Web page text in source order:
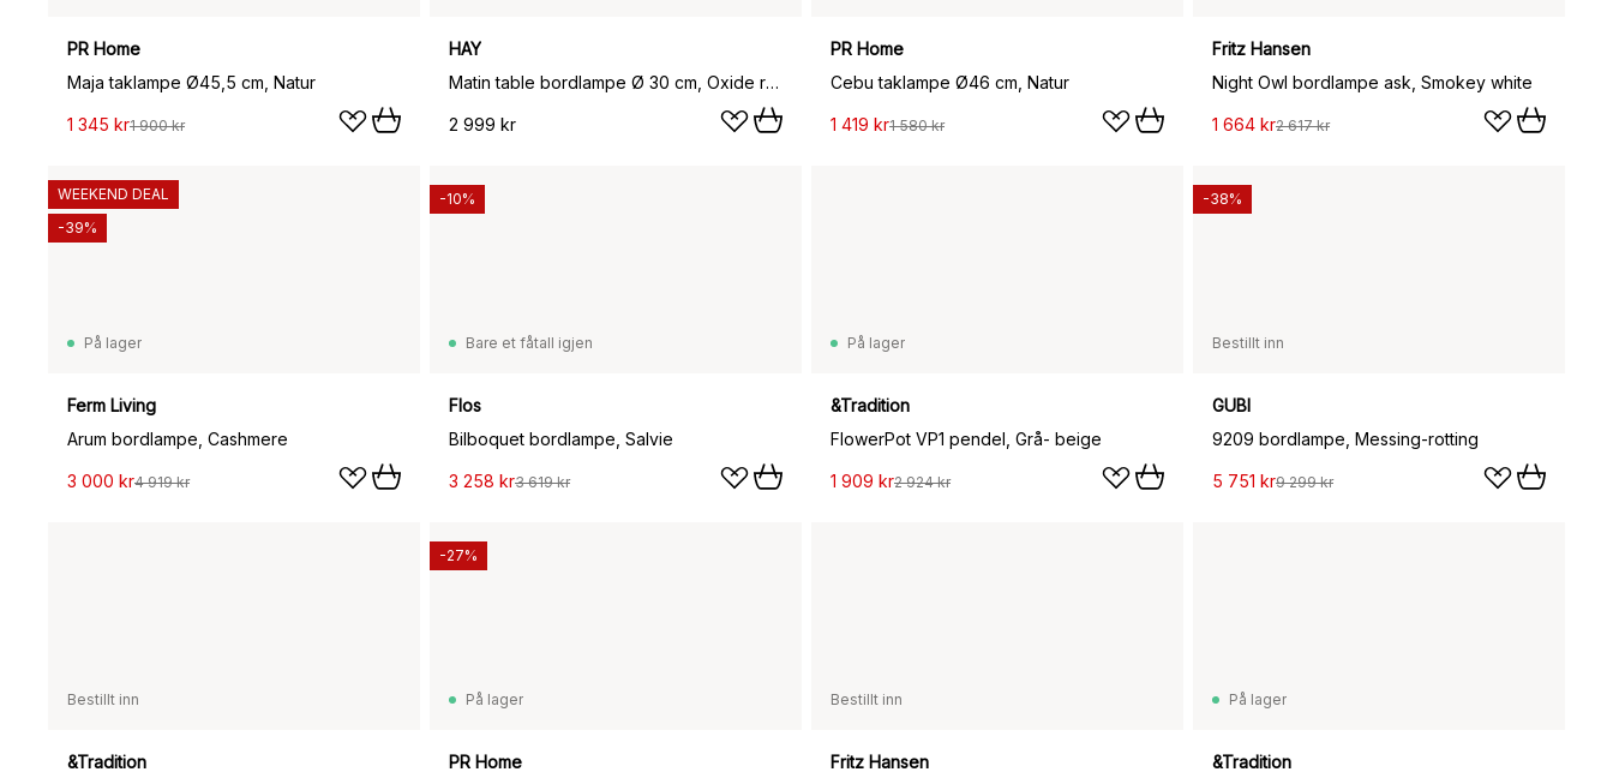
PR Home
Maja taklampe Ø45,5 cm, Natur
1 345 kr1 900 kr
HAY
Matin table bordlampe Ø 30 cm, Oxide red shade
2 999 kr
PR Home
Cebu taklampe Ø46 cm, Natur
1 419 kr1 580 kr
Fritz Hansen
Night Owl bordlampe ask, Smokey white
1 664 kr2 617 kr
På lager
Ferm Living
Arum bordlampe, Cashmere
3 000 kr4 919 kr
WEEKEND DEAL
-39%
Bare et fåtall igjen
Flos
Bilboquet bordlampe, Salvie
3 258 kr3 619 kr
-10%
På lager
&Tradition
FlowerPot VP1 pendel, Grå- beige
1 909 kr2 924 kr
Bestillt inn
GUBI
9209 bordlampe, Messing-rotting
5 751 kr9 299 kr
-38%
Bestillt inn
&Tradition
På lager
PR Home
-27%
Bestillt inn
Fritz Hansen
På lager
&Tradition